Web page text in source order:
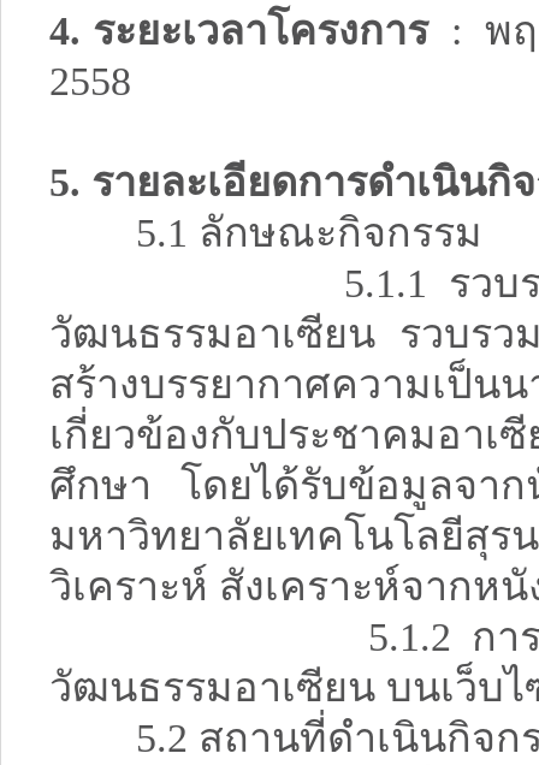
4. ระยะเวลาโครงการ: พฤศ
2558
5. รายละเอียดการดำเนินกิ
5.1 ลักษณะกิจกรรม
5.1.1 รวบรวม จัด
วัฒนธรรมอาเซียน รวบรว
สร้างบรรยากาศความ
เกี่ยวข้องกับประชาคมอาเ
ศึกษา โดยได้รับข้อมูลจา
มหาวิทยาลัยเทคโนโลยี
วิเคราะห์ สังเคราะห์จากห
5.1.2 การเผยแพ
วัฒนธรรมอาเซียน บนเว็บ
5.2 สถานที่ดำเนินกิจก